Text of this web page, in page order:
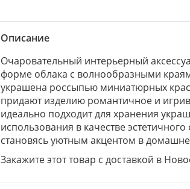
Описание
Очаровательный интерьерный
форме облака с волнообразными
украшена россыпью миниатюрных
придают изделию романтичное и
идеально подходит для хранения
использования в качестве
становясь уютным акцентом в
Закажите этот товар с доставкой в